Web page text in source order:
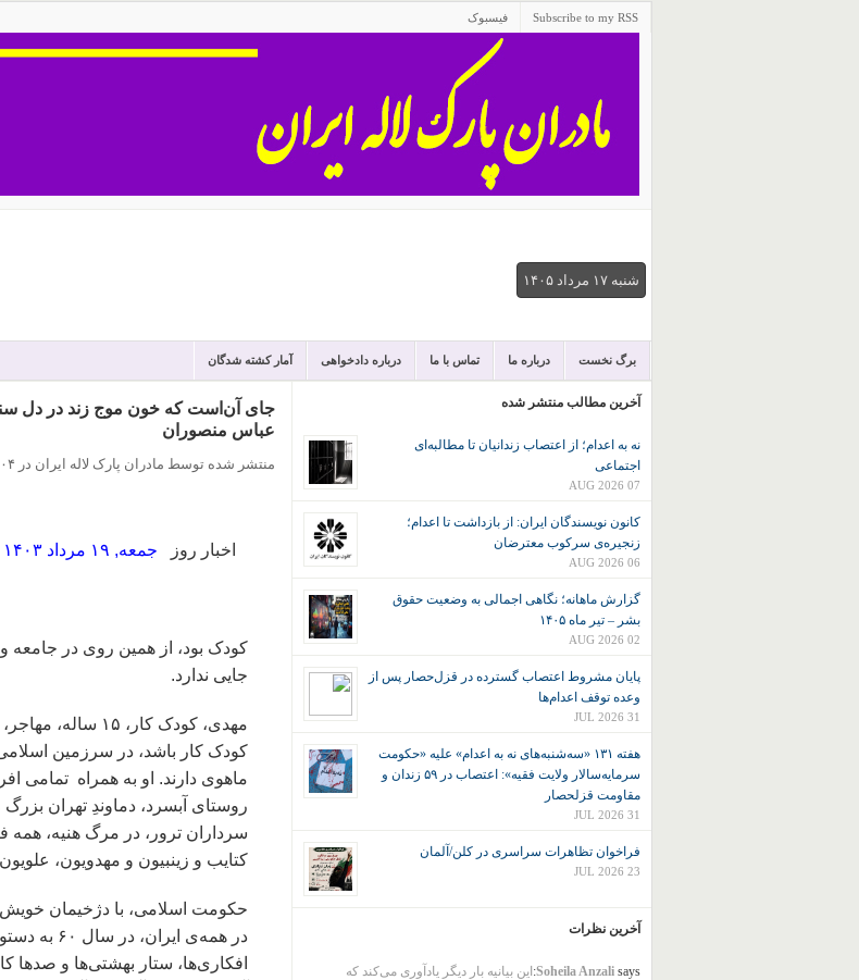
Subscribe to my RSS فیسبوک
شنبه ۱۷ مرداد ۱۴۰۵
برگ نخست درباره ما تماس با ما درباره دادخواهی آمار کشته شدگان
جای آن‌است که‌ خون موج زند در دل
عباس منصوران
منتشر شده توسط مادران پارک لاله ایران در ۰۶:۰۴
اخبار روز جمعه, ۱۹ مرداد ۱۴۰۳
کودک بود، از همین روی در
جایی ندارد.
مهدی، ‌کودک
کودک کار باشد، ‌در سرزمین
ماهوی دارند. او به‌ همراه تمامی
روستای آبسرد،‌ دماوندِ‌ تهران
سرداران ترور، ‌در مرگ هنیه، همه
کتایب و زینبیون و مهدویون،
حکومت اسلامی،‌ با دژخیمان
در همه‌ی
آخرین مطالب منتشر شده
نه به اعدام؛ از اعتصاب زندانیان تا مطالبه‌ای
اجتماعی
07 AUG 2026
کانون نويسندگان ايران: از بازداشت تا اعدام؛
زنجیره‌ی سرکوب معترضان
06 AUG 2026
گزارش ماهانه؛ نگاهی اجمالی به وضعیت حقوق
بشر – تیر ماه ۱۴۰۵
02 AUG 2026
پایان مشروط اعتصاب گسترده در قزل‌حصار پس از
وعده توقف اعدام‌ها
31 JUL 2026
هفته ۱۳۱ «سه‌شنبه‌های نه به اعدام» علیه «حکومت
سرمایه‌سالار ولایت فقیه»: اعتصاب در ۵۹ زندان و
مقاومت قزلحصار
31 JUL 2026
فراخوان تظاهرات سراسری در کلن/آلمان
23 JUL 2026
آخرین نظرات
Soheila Anzalisays:
این بیانیه بار دیگر یادآوری می‌کند که